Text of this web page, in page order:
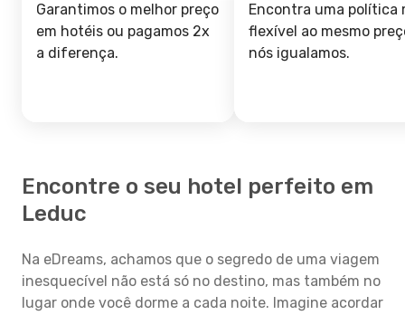
Garantimos o melhor preço
em hotéis ou pagamos 2x
a diferença.
Encontra uma política
flexível ao mesmo
nós igualamos.
Encontre o seu hotel perfeito em
Leduc
Na eDreams, achamos que o segredo de uma viagem
inesquecível não está só no destino, mas também no
lugar onde você dorme a cada noite. Imagine acordar